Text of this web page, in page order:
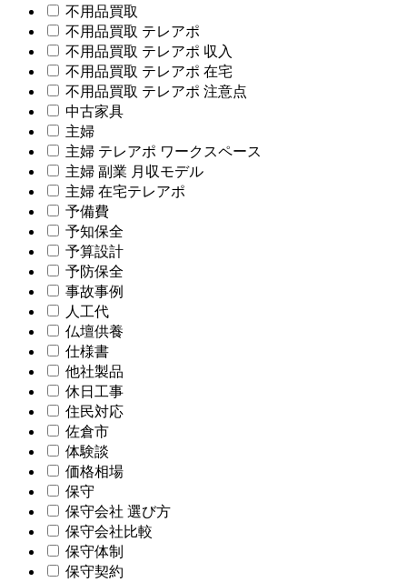
不用品買取
不用品買取 テレアポ
不用品買取 テレアポ 収入
不用品買取 テレアポ 在宅
不用品買取 テレアポ 注意点
中古家具
主婦
主婦 テレアポ ワークスペース
主婦 副業 月収モデル
主婦 在宅テレアポ
予備費
予知保全
予算設計
予防保全
事故事例
人工代
仏壇供養
仕様書
他社製品
休日工事
住民対応
佐倉市
体験談
価格相場
保守
保守会社 選び方
保守会社比較
保守体制
保守契約